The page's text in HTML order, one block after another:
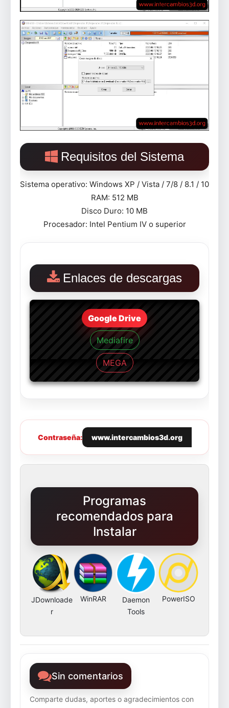
Requisitos del Sistema
Sistema operativo: Windows XP / Vista / 7/8 / 8.1 / 10
RAM: 512 MB
Disco Duro: 10 MB
Procesador: Intel Pentium IV o superior
Enlaces de descargas
Google Drive
Mediafire
MEGA
Contraseña: www.intercambios3d.org
Programas
recomendados para
Instalar
JDownloade
r
WinRAR
Daemon
Tools
PowerISO
Sin comentarios
Comparte dudas, aportes o agradecimientos con